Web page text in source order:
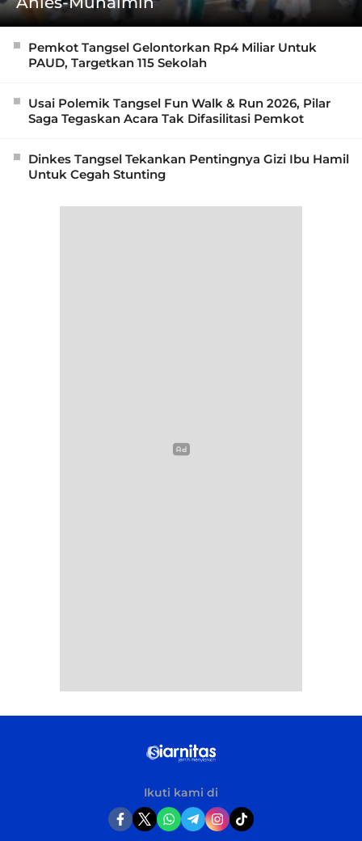
Pemkot Tangsel Gelontorkan Rp4 Miliar Untuk
PAUD, Targetkan 115 Sekolah
Usai Polemik Tangsel Fun Walk & Run 2026, Pilar
Saga Tegaskan Acara Tak Difasilitasi Pemkot
Dinkes Tangsel Tekankan Pentingnya Gizi Ibu Hamil
Untuk Cegah Stunting
Ikuti kami di